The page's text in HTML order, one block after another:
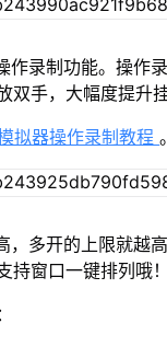
录制功能。操作
手，大幅度提升
拟器操作录制教程。
多开的上限就越
窗口一键排列哦！